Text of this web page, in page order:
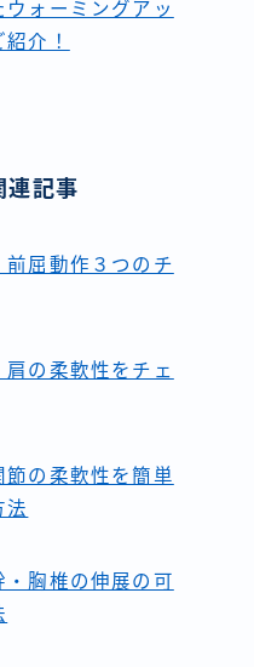
ォーミングアッ
介！
連記事
屈動作３つのチ
の柔軟性をチェ
の柔軟性を簡単
法
胸椎の伸展の可